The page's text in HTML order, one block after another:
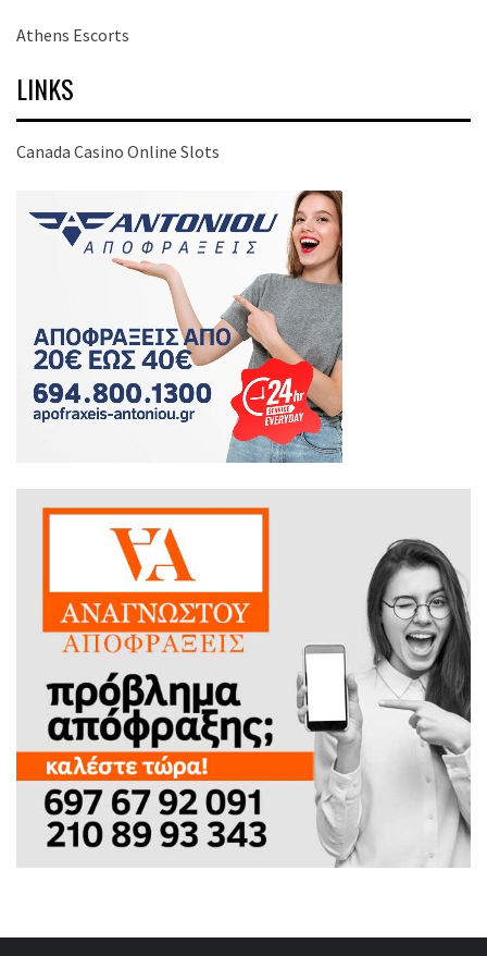
Athens Escorts
LINKS
Canada Casino Online Slots